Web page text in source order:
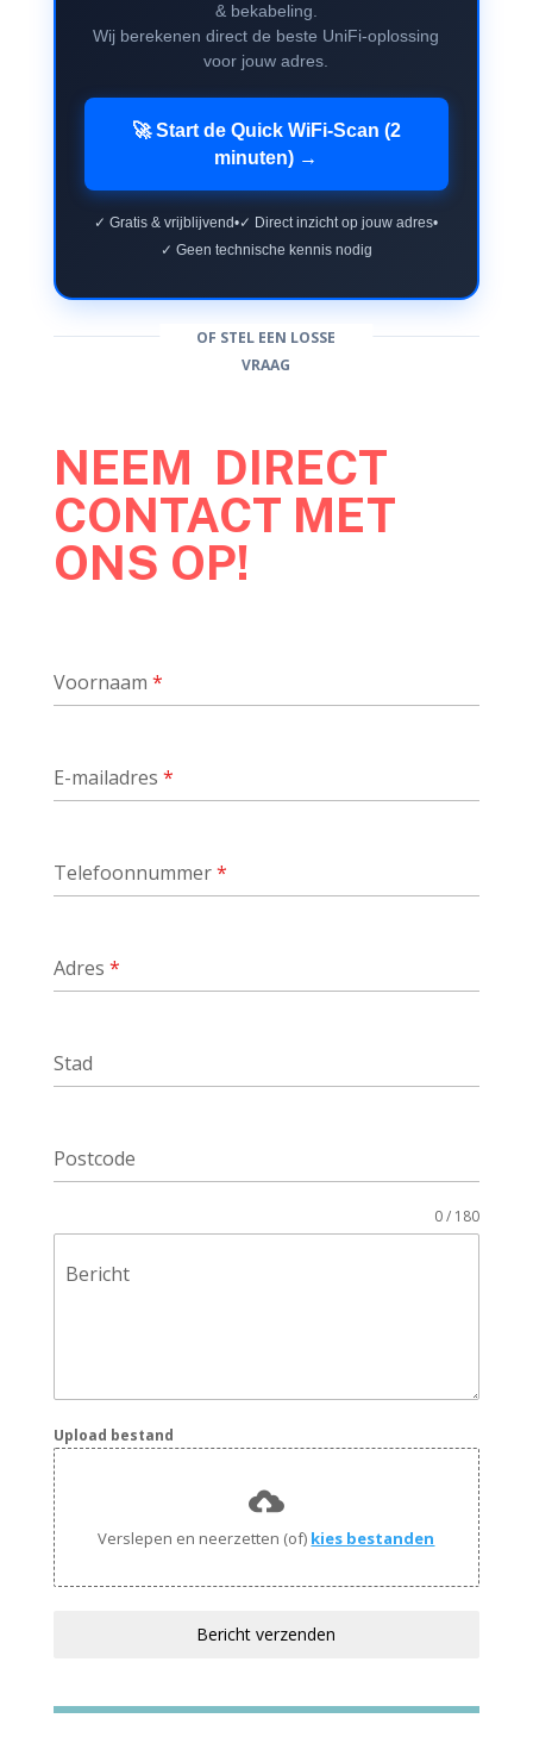
& bekabeling.
Wij berekenen direct de beste UniFi-oplossing
voor jouw adres.
🚀 Start de Quick WiFi-Scan (2
minuten) →
✓ Gratis & vrijblijvend•✓ Direct inzicht op jouw adres•
✓ Geen technische kennis nodig
OF STEL EEN LOSSE
VRAAG
NEEM DIRECT
CONTACT MET
ONS OP!
Voornaam *
E-mailadres *
Telefoonnummer*
Adres *
Stad
Postcode
Bericht
0 / 180
Upload bestand
Verslepen en neerzetten (of) kies bestanden
Bericht verzenden